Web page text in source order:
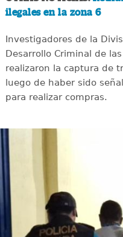
ilegales en la zona 6
Investigadores de la
Desarrollo Criminal de
realizaron la captura de
luego de haber sido
para realizar compras.